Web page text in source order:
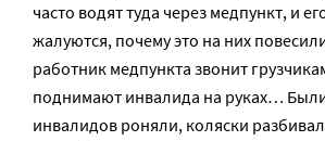
часто водят туда через медпункт, и
жалуются, почему это на них
работник медпункта звонит
поднимают инвалида на руках… Были
инвалидов роняли, коляски